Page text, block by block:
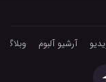
آرشیو آلبوم وبلاگ